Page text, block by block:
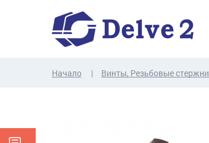
Начало Винты, Резьбовые стержни